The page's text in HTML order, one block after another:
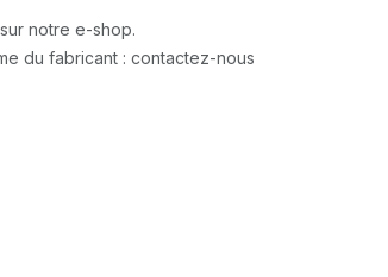
notre e-shop.
du fabricant : contactez-nous